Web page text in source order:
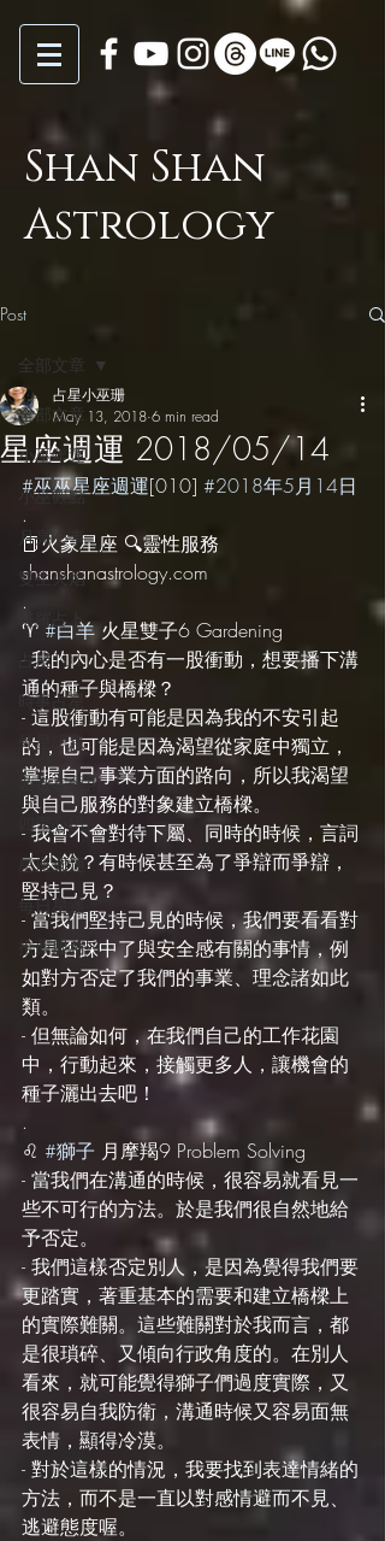
Shan Shan
Astrology
Post
全部文章
小巫年運
小巫觀點
月亮心事
雙生火焰
塔羅占卜
占星101
時事占星
外星訊息
遊走在藝術
四季心境
星座週運
每日星運
推薦服務
全部文章
星座週運 2018/05/14
占星小巫珊
May 13, 2018 6 min read
#巫巫星座週運[010] #2018年5月14日
.
📕火象星座 🔍靈性服務
shanshanastrology.com
.
♈️ #白羊 火星雙子6 Gardening
- 我的內心是否有一股衝動，想要播下溝
通的種子與橋樑？
- 這股衝動有可能是因為我的不安引起
的，也可能是因為渴望從家庭中獨立，
掌握自己事業方面的路向，所以我渴望
與自己服務的對象建立橋樑。
- 我會不會對待下屬、同時的時候，言詞
太尖銳？有時候甚至為了爭辯而爭辯，
堅持己見？
- 當我們堅持己見的時候，我們要看看對
方是否踩中了與安全感有關的事情，例
如對方否定了我們的事業、理念諸如此
類。
- 但無論如何，在我們自己的工作花園
中，行動起來，接觸更多人，讓機會的
種子灑出去吧！
.
♌️ #獅子 月摩羯9 Problem Solving
- 當我們在溝通的時候，很容易就看見一
些不可行的方法。於是我們很自然地給
予否定。
- 我們這樣否定別人，是因為覺得我們要
更踏實，著重基本的需要和建立橋樑上
的實際難關。這些難關對於我而言，都
是很瑣碎、又傾向行政角度的。在別人
看來，就可能覺得獅子們過度實際，又
很容易自我防衛，溝通時候又容易面無
表情，顯得冷漠。
- 對於這樣的情況，我要找到表達情緒的
方法，而不是一直以對感情避而不見、
逃避態度喔。